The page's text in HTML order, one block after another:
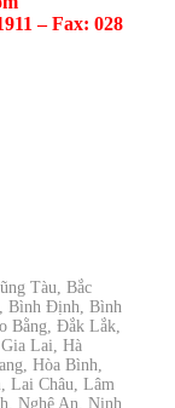
– Fax: 028
Tàu, Bắc
Bình Định, Bình
Bằng, Đắk Lắk,
Lai, Hà
Hòa Bình,
Lai Châu, Lâm
Nghệ An, Ninh